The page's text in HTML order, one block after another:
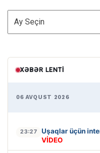
ARXİV
XƏBƏR LENTI
06 AVQUST 2026
23:27 Uşaqlar üçün
VİDEO